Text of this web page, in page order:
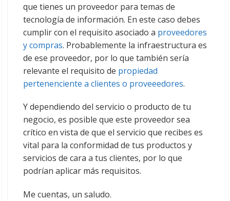
que tienes un proveedor para temas de
tecnología de información. En este caso debes
cumplir con el requisito asociado a proveedores
y compras. Probablemente la infraestructura es
de ese proveedor, por lo que también sería
relevante el requisito de propiedad
pertenenciente a clientes o proveeedores.
Y dependiendo del servicio o producto de tu
negocio, es posible que este proveedor sea
crítico en vista de que el servicio que recibes es
vital para la conformidad de tus productos y
servicios de cara a tus clientes, por lo que
podrían aplicar más requisitos.
Me cuentas, un saludo.